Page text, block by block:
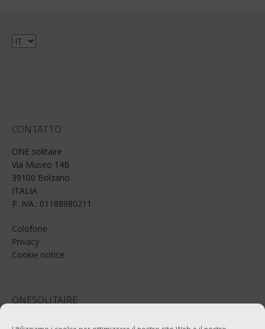
Scegli
CONTATTO
ONE solitaire
Via Museo 14B
39100 Bolzano
ITALIA
P. IVA.: 01188980211
Colofone
Privacy
Cookie notice
ONESOLITAIRE